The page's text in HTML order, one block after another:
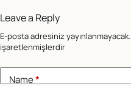
Leave a Reply
E-posta adresiniz yayınlanmayacak.
işaretlenmişlerdir
Name*